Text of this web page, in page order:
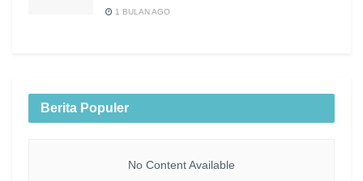
1 BULAN AGO
Berita Populer
No Content Available